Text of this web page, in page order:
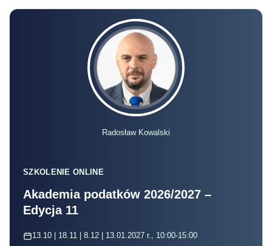
Radosław Kowalski
SZKOLENIE ONLINE
Akademia podatków 2026/2027 –
Edycja 11
13.10 | 18.11 | 8.12 | 13.01.2027 r., 10:00-15:00